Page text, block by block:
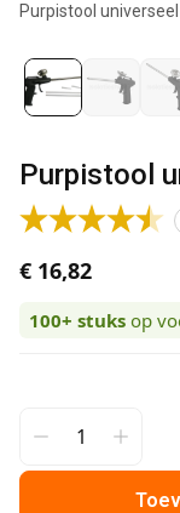
Purpistool universeel
Purpistool
€ 16,82
100+ stuks op